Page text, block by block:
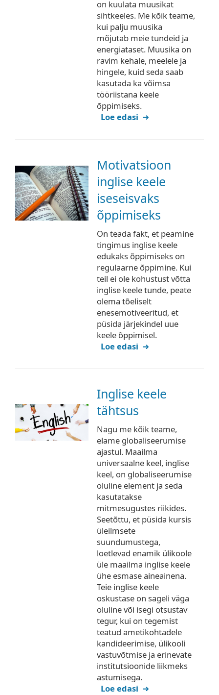
on kuulata muusikat
sihtkeeles. Me kõik teame,
kui palju muusika
mõjutab meie tundeid ja
energiataset. Muusika on
ravim kehale, meelele ja
hingele, kuid seda saab
kasutada ka võimsa
tööriistana keele
õppimiseks.
Loe edasi
Motivatsioon
inglise keele
iseseisvaks
õppimiseks
On teada fakt, et peamine
tingimus inglise keele
edukaks õppimiseks on
regulaarne õppimine. Kui
teil ei ole kohustust võtta
inglise keele tunde, peate
olema tõeliselt
enesemotiveeritud, et
püsida järjekindel uue
keele õppimisel.
Loe edasi
Inglise keele
tähtsus
Nagu me kõik teame,
elame globaliseerumise
ajastul. Maailma
universaalne keel, inglise
keel, on globaliseerumise
oluline element ja seda
kasutatakse
mitmesugustes riikides.
Seetõttu, et püsida kursis
üleilmsete
suundumustega,
loetlevad enamik ülikoole
üle maailma inglise keele
ühe esmase aineainena.
Teie inglise keele
oskustase on sageli väga
oluline või isegi otsustav
tegur, kui on tegemist
teatud ametikohtadele
kandideerimise, ülikooli
vastuvõtmise ja erinevate
institutsioonide liikmeks
astumisega.
Loe edasi